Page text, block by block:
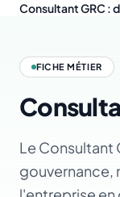
Consultant GRC :
FICHE MÉTIER
Le Consultant
gouvernance,